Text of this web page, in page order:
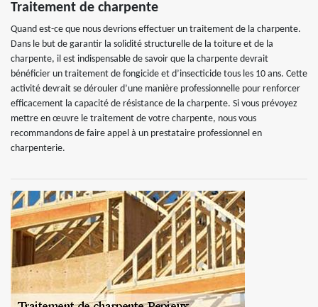
Traitement de charpente
Quand est-ce que nous devrions effectuer un traitement de la charpente.
Dans le but de garantir la solidité structurelle de la toiture et de la
charpente, il est indispensable de savoir que la charpente devrait
bénéficier un traitement de fongicide et d’insecticide tous les 10 ans. Cette
activité devrait se dérouler d’une manière professionnelle pour renforcer
efficacement la capacité de résistance de la charpente. Si vous prévoyez
mettre en œuvre le traitement de votre charpente, nous vous
recommandons de faire appel à un prestataire professionnel en
charpenterie.